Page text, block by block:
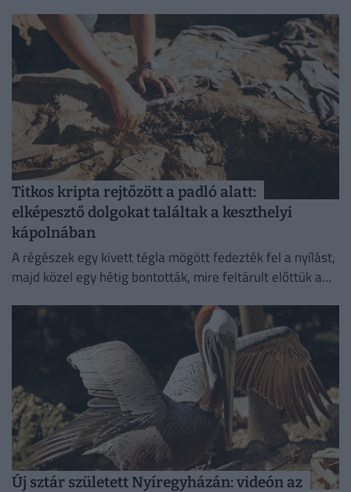
Titkos kripta rejtőzött a padló alatt:
elképesztő dolgokat találtak a keszthelyi
kápolnában
A régészek egy kivett tégla mögött fedezték fel a nyílást,
majd közel egy hétig bontották, mire feltárult előttük a
Új sztár született Nyíregyházán: videón az